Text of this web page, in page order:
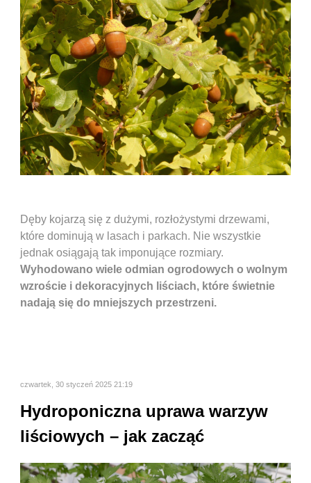
Dęby kojarzą się z dużymi, rozłożystymi drzewami,
które dominują w lasach i parkach. Nie wszystkie
jednak osiągają tak imponujące rozmiary.
Wyhodowano wiele odmian ogrodowych o wolnym
wzroście i dekoracyjnych liściach, które świetnie
nadają się do mniejszych przestrzeni.
czwartek, 30 styczeń 2025 21:19
Hydroponiczna uprawa warzyw
liściowych – jak zacząć